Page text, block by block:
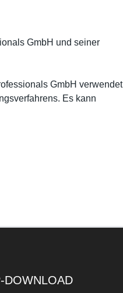
GmbH und seiner
GmbH verwendet
Es kann
DOWNLOAD